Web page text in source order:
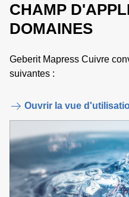
CHAMP
DOMAINES
Geberit Mapress Cuivre
suivantes :
Ouvrir la vue